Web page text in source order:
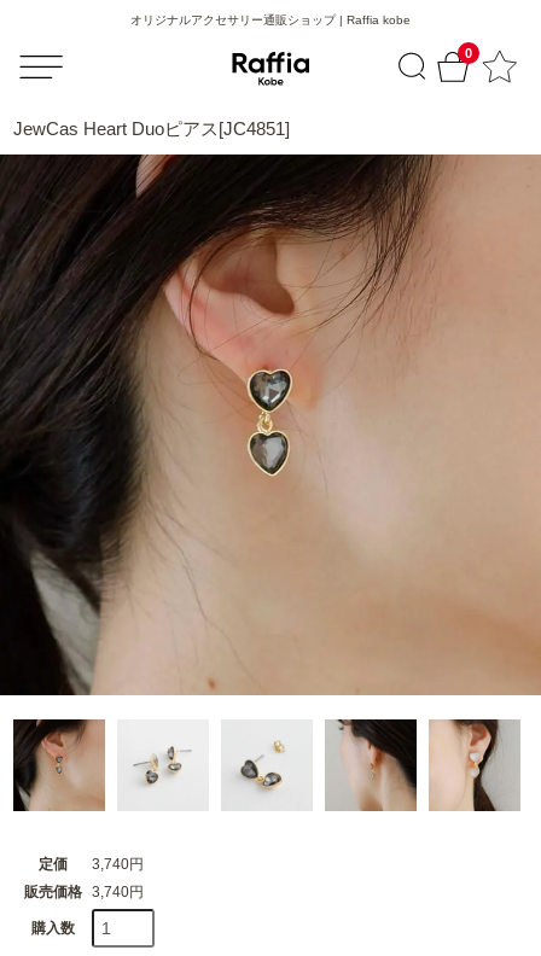
0
オリジナルアクセサリー通販ショップ | Raffia kobe
JewCas Heart Duoピアス[JC4851]
定価
3,740円
販売価格
3,740円
購入数